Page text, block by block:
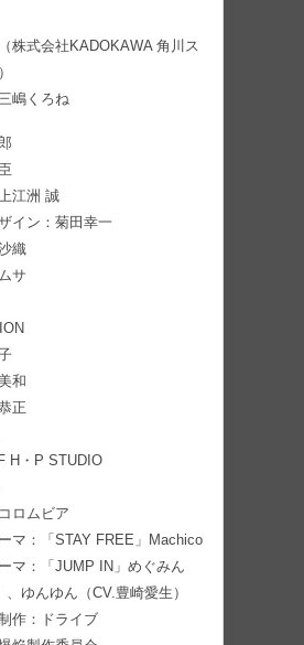
株式会社KADOKAWA 角川ス
嶋くろね
江洲 誠
イン：菊田幸一
織
サ
和
正
H・P STUDIO
ロムビア
マ：「STAY FREE」Machico
マ：「JUMP IN」めぐみん
、ゆんゆん（CV.豊崎愛生）
作：ドライブ